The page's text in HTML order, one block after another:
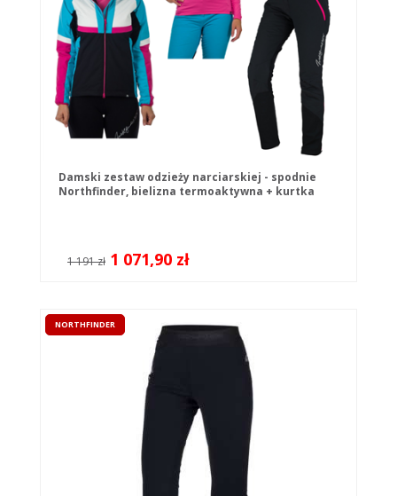
Damski zestaw odzieży narciarskiej - spodnie
Northfinder, bielizna termoaktywna + kurtka
1 191 zł 1 071,90 zł
NORTHFINDER